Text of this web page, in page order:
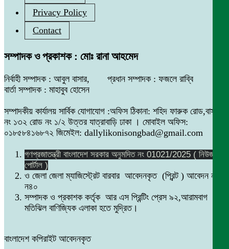
Privacy Policy
Contact
সম্পাদক ও প্রকাশক : মোঃ রানা আহমেদ
নির্বাহী সম্পাদক : আবুল বাসার, প্রধান সম্পাদক : ফজলে রাব্বি
বার্তা সম্পাদক : মাহাবুব হোসেন
সম্পাদকীয় কার্যালয় সার্বিক যোগাযোগ :অফিস ঠিকানা: শহিদ ফারুক রোড,বাসা
নং ১৩২ রোড নং ১/২ উত্তর যাত্রাবাড়ি ঢাকা । মোবাইল অফিস:
০১৮৫৮৪১৬৮৭২ জিমেইল: dallylikonisongbad@gmail.com
গণপ্রজাতন্ত্রী বাংলাদেশ সরকার অনুমদিত নং 01021/2025 ( নিউজ
পোর্টাল )
ও জেলা জেলা ম্যাজিস্ট্রেট বারবার আবেদনকৃত (প্রিন্ট ) আবেদন নং
ন৪০
সম্পাদক ও প্রকাশক কর্তৃক আর এস প্রিন্টিং প্রেস ৯২,আরামবাগ
মতিঝিল বাণিজ্যিক এলাকা হতে মুদ্রিত।
বাংলাদেশ কপিরাইট আবেদনকৃত